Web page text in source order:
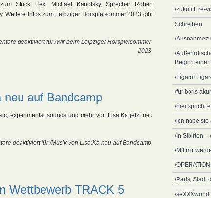
Stück: Text Michael Kanofsky, Sprecher Robert
Weitere Infos zum Leipziger Hörspielsommer 2023 gibt
deaktiviertfür /Wir beim Leipziger Hörspielsommer
2023
auf Bandcamp
experimental sounds und mehr von Lisa:Ka jetzt neu
deaktiviertfür /Musik von Lisa:Ka neu auf Bandcamp
Wettbewerb TRACK 5
/zukunft, re-
Schreiben
/
/
Beginn einer
/Figaro!
/für boris
/hier spricht
/ich habe sie
/In Sibirien –
/Mit mir
/
/Paris, Stadt
/seXXXworld